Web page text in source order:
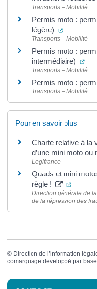
Transports – Mobilité
Permis moto :
légère)
(ouverture
Transports – Mobilité
Permis moto :
intermédiaire)
Transports – Mobilité
Permis moto :
Transports – Mobilité
Pour en savoir plus
Charte relative à la
d’une mini moto ou
Legifrance
Quads et mini
règle !
Direction générale de
de la répression des
© Direction de l’information
comarquage developpé par
Informations